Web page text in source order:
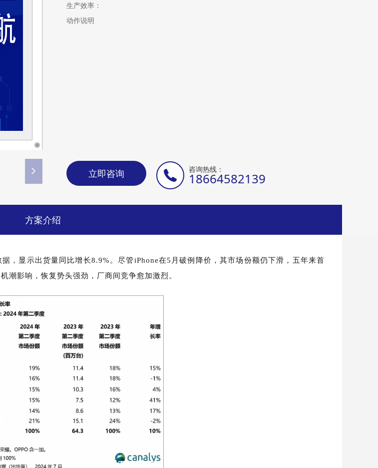
生产效率：
动作说明
立即咨询 咨询热线：
18664582139
方案介绍
，显示出货量同比增长8.9%。尽管iPhone在5月破例降价，其市场份额仍下滑，五年来首
潮影响，恢复势头强劲，厂商间竞争愈加激烈。